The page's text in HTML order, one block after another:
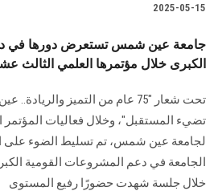
2025-05-15
جامعة عين شمس تستعرض دورها في
الكبرى خلال مؤتمرها العلمي الثالث
تحت شعار "75 عام من التميز
تضيء المستقبل"، وخلال فعاليات المؤتمر
لجامعة عين شمس، تم تسليط الضوء على
الجامعة في دعم المشروعات القومية
خلال جلسة شهدت حضورًا رفيع المستوى